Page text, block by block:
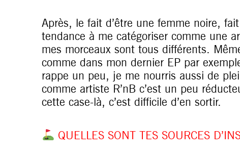
Après, le fait d’être une femme noire,
tendance à me catégoriser comme une
mes morceaux sont tous différents.
comme dans mon dernier EP par
rappe un peu, je me nourris aussi de
comme artiste R’nB c’est un peu
cette case-là, c’est difficile d’en sortir.
QUELLES SONT TES SOURCES